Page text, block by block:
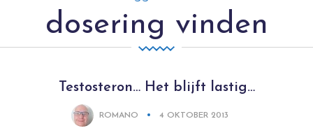
dosering vinden
Testosteron… Het blijft lastig…
ROMANO 4 OKTOBER 2013